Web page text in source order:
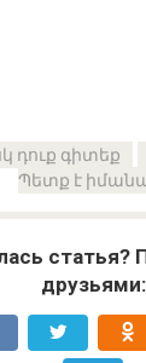
դուք գիտեք
Պետք է
статья?
друзьями: